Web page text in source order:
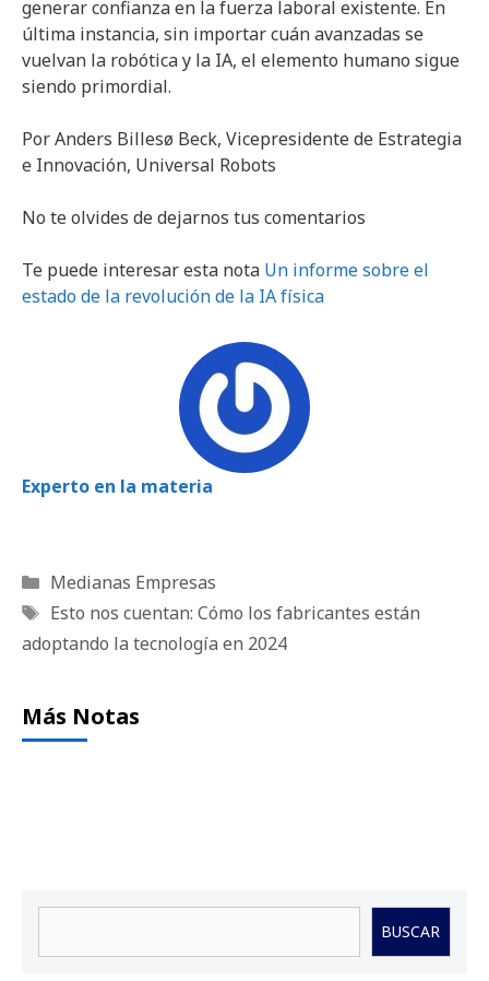
generar confianza en la fuerza laboral existente. En
última instancia, sin importar cuán avanzadas se
vuelvan la robótica y la IA, el elemento humano sigue
siendo primordial.
Por Anders Billesø Beck, Vicepresidente de Estrategia
e Innovación, Universal Robots
No te olvides de dejarnos tus comentarios
Te puede interesar esta nota Un informe sobre el
estado de la revolución de la IA física
Experto en la materia
Categorías
Medianas Empresas
Etiquetas
Esto nos cuentan: Cómo los fabricantes están
adoptando la tecnología en 2024
Más Notas
BUSCAR